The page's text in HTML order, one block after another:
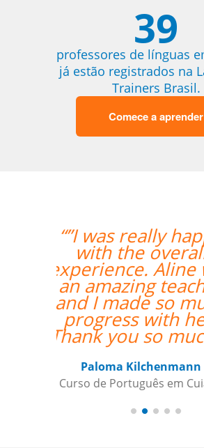
39
professores de línguas
já estão registrados na
Trainers Brasil.
Comece a aprender
“”Everything
excellently!
teacher/
relationship
already
established, and
very positive
Miguel Moneró